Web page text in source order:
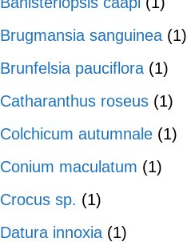
Brugmansia sanguinea (1)
Brunfelsia pauciflora (1)
Catharanthus roseus (1)
Colchicum autumnale (1)
Conium maculatum (1)
Crocus sp. (1)
Datura innoxia (1)